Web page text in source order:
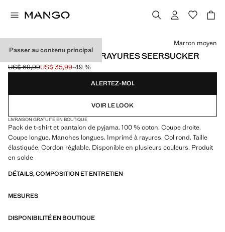
Passer au contenu principal
PYJAMA DEUX PIÈCES RAYURES SEERSUCKER
Prix initial barré [US$ 69,99 ]
US$ 69,99
Prix actuel [US$ 35,99 ]
US$ 35,99-49 %
Choisissez une couleur
Marron moyen
ALERTEZ-MOI.
VOIR LE LOOK
LIVRAISON GRATUITE EN BOUTIQUE
Pack de t-shirt et pantalon de pyjama. 100 % coton. Coupe droite.
Coupe longue. Manches longues. Imprimé à rayures. Col rond. Taille
élastiquée. Cordon réglable. Disponible en plusieurs couleurs. Produit
en solde
DÉTAILS, COMPOSITION ET ENTRETIEN
MESURES
DISPONIBILITÉ EN BOUTIQUE